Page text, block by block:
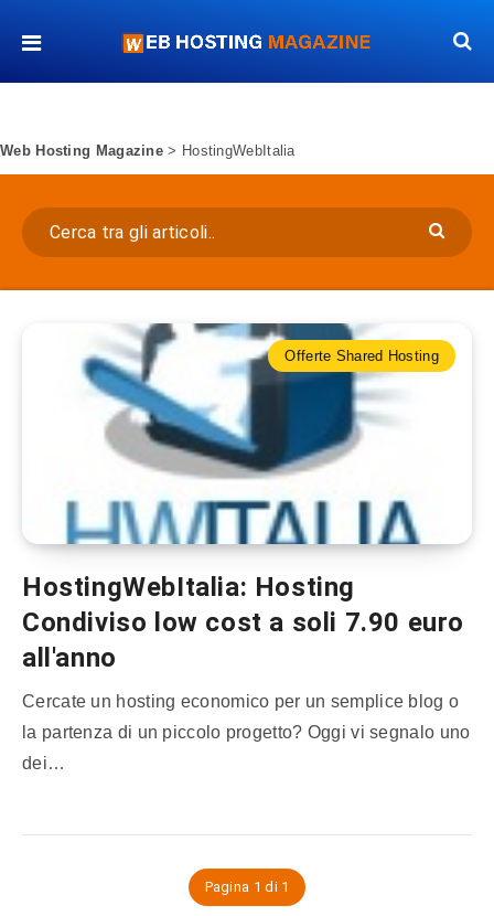
Web Hosting Magazine > HostingWebItalia
Offerte Shared Hosting
HostingWebItalia: Hosting
Condiviso low cost a soli 7.90 euro
all'anno
Cercate un hosting economico per un semplice blog o
la partenza di un piccolo progetto? Oggi vi segnalo uno
dei…
Pagina 1 di 1